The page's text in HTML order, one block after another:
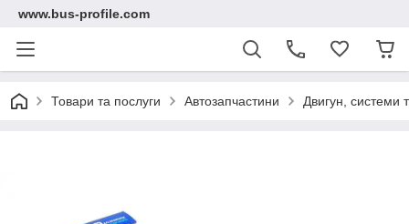
www.bus-profile.com
Товари та послуги Автозапчастини Двигун, системи